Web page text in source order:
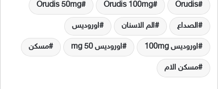
Orudis
Orudis 100mg
Orudis 50mg
الصداع الم الاسنان اوروديس
اوروديس 100mg اوروديس 50 mg مسكن
مسكن الام